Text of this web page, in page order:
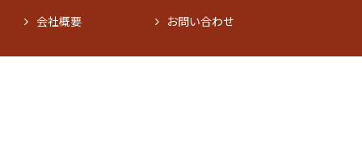
会社概要
お問い合わせ